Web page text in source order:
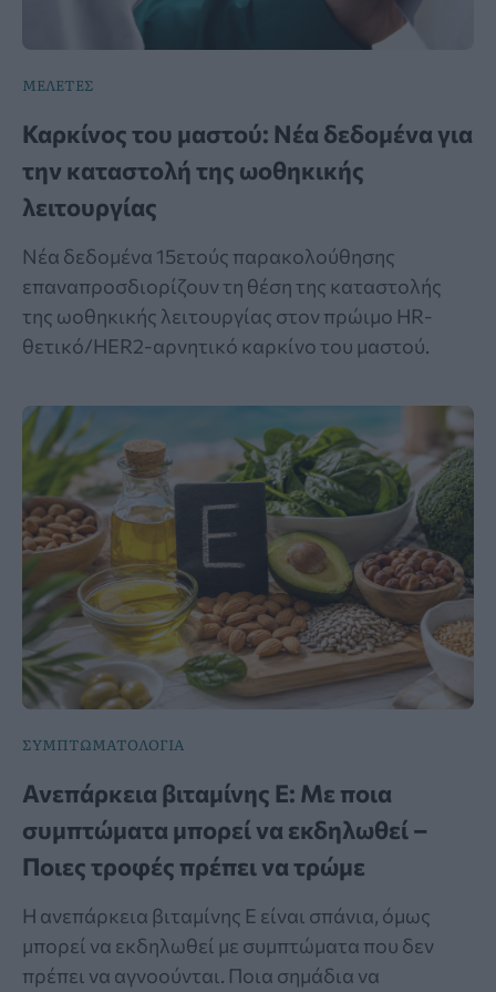
ΜΕΛΕΤΕΣ
Καρκίνος του μαστού: Νέα δεδομένα για
την καταστολή της ωοθηκικής
λειτουργίας
Νέα δεδομένα 15ετούς παρακολούθησης
επαναπροσδιορίζουν τη θέση της καταστολής
της ωοθηκικής λειτουργίας στον πρώιμο HR-
θετικό/HER2-αρνητικό καρκίνο του μαστού.
ΣΥΜΠΤΩΜΑΤΟΛΟΓΙΑ
Ανεπάρκεια βιταμίνης Ε: Με ποια
συμπτώματα μπορεί να εκδηλωθεί –
Ποιες τροφές πρέπει να τρώμε
Η ανεπάρκεια βιταμίνης Ε είναι σπάνια, όμως
μπορεί να εκδηλωθεί με συμπτώματα που δεν
πρέπει να αγνοούνται. Ποια σημάδια να